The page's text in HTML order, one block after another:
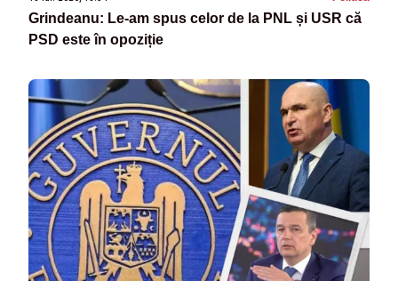
Grindeanu: Le-am spus celor de la PNL și USR că
PSD este în opoziție